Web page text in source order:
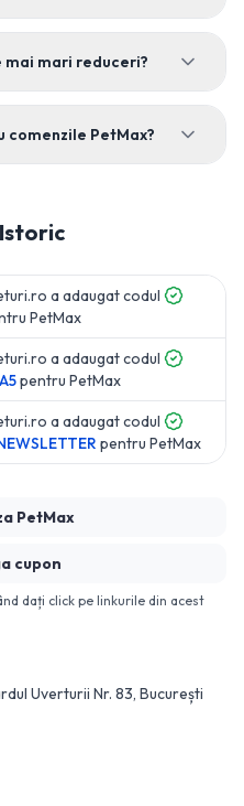
PetMax
cupon
dați click pe linkurile din acest
Uverturii Nr. 83, București
mai mari reduceri?
comenzile PetMax?
Istoric
a adaugat codul
PetMax
a adaugat codul
pentru PetMax
a adaugat codul
pentru PetMax